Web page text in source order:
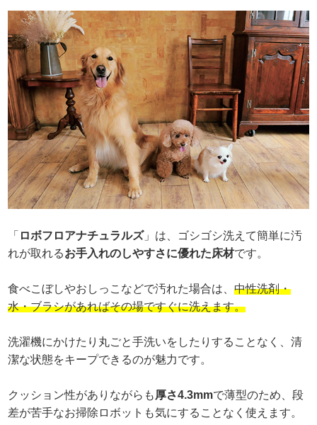
「 ロボフロアナチュラルズ」は、ゴシゴシ洗えて簡単に汚
れが取れるお手入れのしやすさに優れた床材です。
食べこぼしやおしっこなどで汚れた場合は、中性洗剤・
水・ブラシがあればその場ですぐに洗えます。
洗濯機にかけたり丸ごと手洗いをしたりすることなく、清
潔な状態をキープできるのが魅力です。
クッション性がありながらも 厚さ4.3mmで薄型のため、段
差が苦手なお掃除ロボットも気にすることなく使えます。